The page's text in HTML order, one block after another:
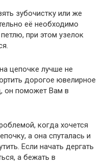
зубочистку или же
её необходимо
при этом узелок
цепочке лучше не
дорогое ювелирное
он поможет Вам в
когда хочется
а она спуталась и
Если начать дергать
а бежать в